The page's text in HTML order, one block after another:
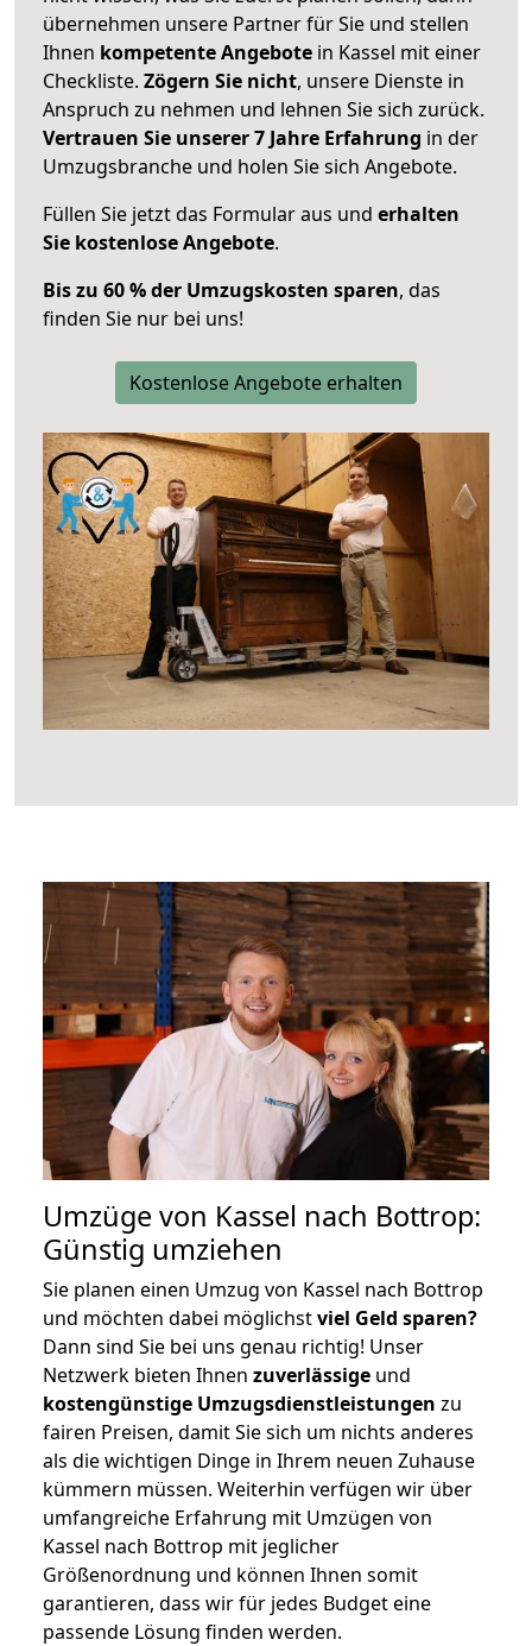
übernehmen unsere Partner für Sie und stellen
Ihnen kompetente Angebote in Kassel mit einer
Checkliste. Zögern Sie nicht, unsere Dienste in
Anspruch zu nehmen und lehnen Sie sich zurück.
Vertrauen Sie unserer 7 Jahre Erfahrung in der
Umzugsbranche und holen Sie sich Angebote.
Füllen Sie jetzt das Formular aus und erhalten
Sie kostenlose Angebote.
Bis zu 60 % der Umzugskosten sparen, das
finden Sie nur bei uns!
Kostenlose Angebote erhalten
Umzüge von Kassel nach Bottrop:
Günstig umziehen
Sie planen einen Umzug von Kassel nach Bottrop
und möchten dabei möglichstviel Geld sparen?
Dann sind Sie bei uns genau richtig! Unser
Netzwerk bieten Ihnen zuverlässige und
kostengünstige Umzugsdienstleistungen zu
fairen Preisen, damit Sie sich um nichts anderes
als die wichtigen Dinge in Ihrem neuen Zuhause
kümmern müssen. Weiterhin verfügen wir über
umfangreiche Erfahrung mit Umzügen von
Kassel nach Bottrop mit jeglicher
Größenordnung und können Ihnen somit
garantieren, dass wir für jedes Budget eine
passende Lösung finden werden.